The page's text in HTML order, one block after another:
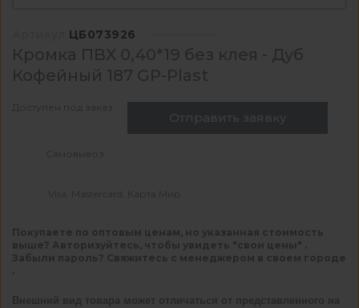
ЦБ073926
Кромка ПВХ 0,40*19 без клея - Дуб
Кофейный 187 GP-Plast
Доступен под заказ
Отправить заявку
Самовывоз
Visa, Mastercard, Карта Мир
Покупаете по оптовым ценам, но указанная стоимость
выше? Авторизуйтесь, чтобы увидеть "свои цены" .
Забыли пароль? Свяжитесь с менеджером в своем городе
Внешний вид товара может отличаться от представленного на